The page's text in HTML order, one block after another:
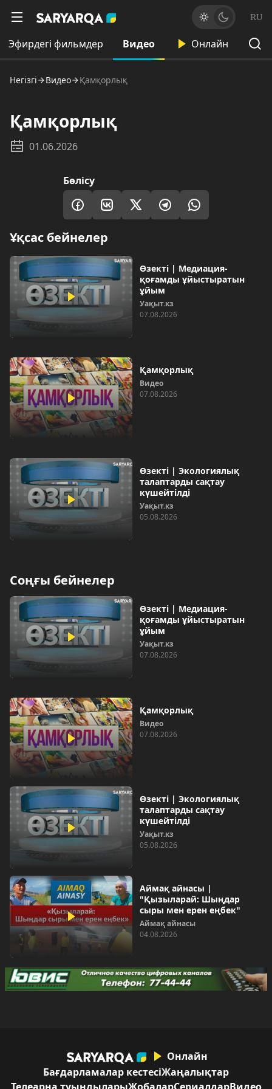
RU
Эфирдегі фильмдер Видео Онлайн
Негізгі Видео Қамқорлық
Қамқорлық
01.06.2026
Бөлісу
Ұқсас бейнелер
Өзекті | Медиация-
қоғамды ұйыстыратын
ұйым
Уақыт.кз
07.08.2026
Қамқорлық
Видео
07.08.2026
Өзекті | Экологиялық
талаптарды сақтау
күшейтілді
Уақыт.кз
05.08.2026
Соңғы бейнелер
Өзекті | Медиация-
қоғамды ұйыстыратын
ұйым
Уақыт.кз
07.08.2026
Қамқорлық
Видео
07.08.2026
Өзекті | Экологиялық
талаптарды сақтау
күшейтілді
Уақыт.кз
05.08.2026
Аймақ айнасы |
"Қызыларай: Шыңдар
сыры мен ерен еңбек"
Аймақ айнасы
04.08.2026
Онлайн
Бағдарламалар кестесіЖаңалықтар
Телеарна туындыларыЖобаларСериалдарВидео